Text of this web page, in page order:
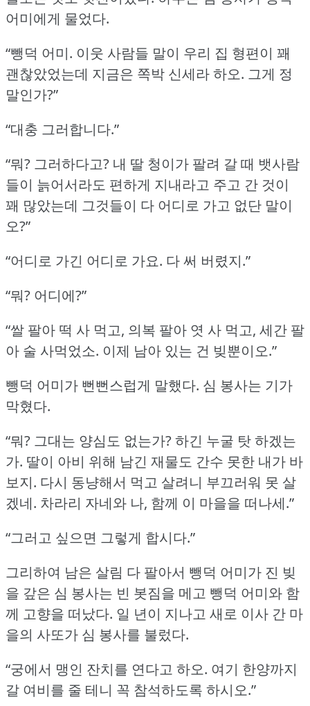
어미에게 물었다.
“뺑덕 어미. 이웃 사람들 말이 우리 집 형편이 꽤
괜찮았었는데 지금은 쪽박 신세라 하오. 그게 정
말인가?”
“대충 그러합니다.”
“뭐? 그러하다고? 내 딸 청이가 팔려 갈 때 뱃사람
들이 늙어서라도 편하게 지내라고 주고 간 것이
꽤 많았는데 그것들이 다 어디로 가고 없단 말이
오?”
“어디로 가긴 어디로 가요. 다 써 버렸지.”
“뭐? 어디에?”
“쌀 팔아 떡 사 먹고, 의복 팔아 엿 사 먹고, 세간 팔
아 술 사먹었소. 이제 남아 있는 건 빚뿐이오.”
뺑덕 어미가 뻔뻔스럽게 말했다. 심 봉사는 기가
막혔다.
“뭐? 그대는 양심도 없는가?하긴 누굴 탓 하겠는
가. 딸이 아비 위해 남긴 재물도 간수 못한 내가 바
보지. 다시 동냥해서 먹고 살려니 부끄러워 못 살
겠네. 차라리 자네와 나, 함께 이 마을을 떠나세.”
“그러고 싶으면 그렇게 합시다.”
그리하여 남은 살림 다 팔아서 뺑덕 어미가 진 빚
을 갚은 심 봉사는 빈 봇짐을 메고 뺑덕 어미와 함
께 고향을 떠났다. 일 년이 지나고 새로 이사 간 마
을의 사또가 심 봉사를 불렀다.
“궁에서 맹인 잔치를 연다고 하오. 여기 한양까지
갈 여비를 줄 테니 꼭 참석하도록 하시오.”